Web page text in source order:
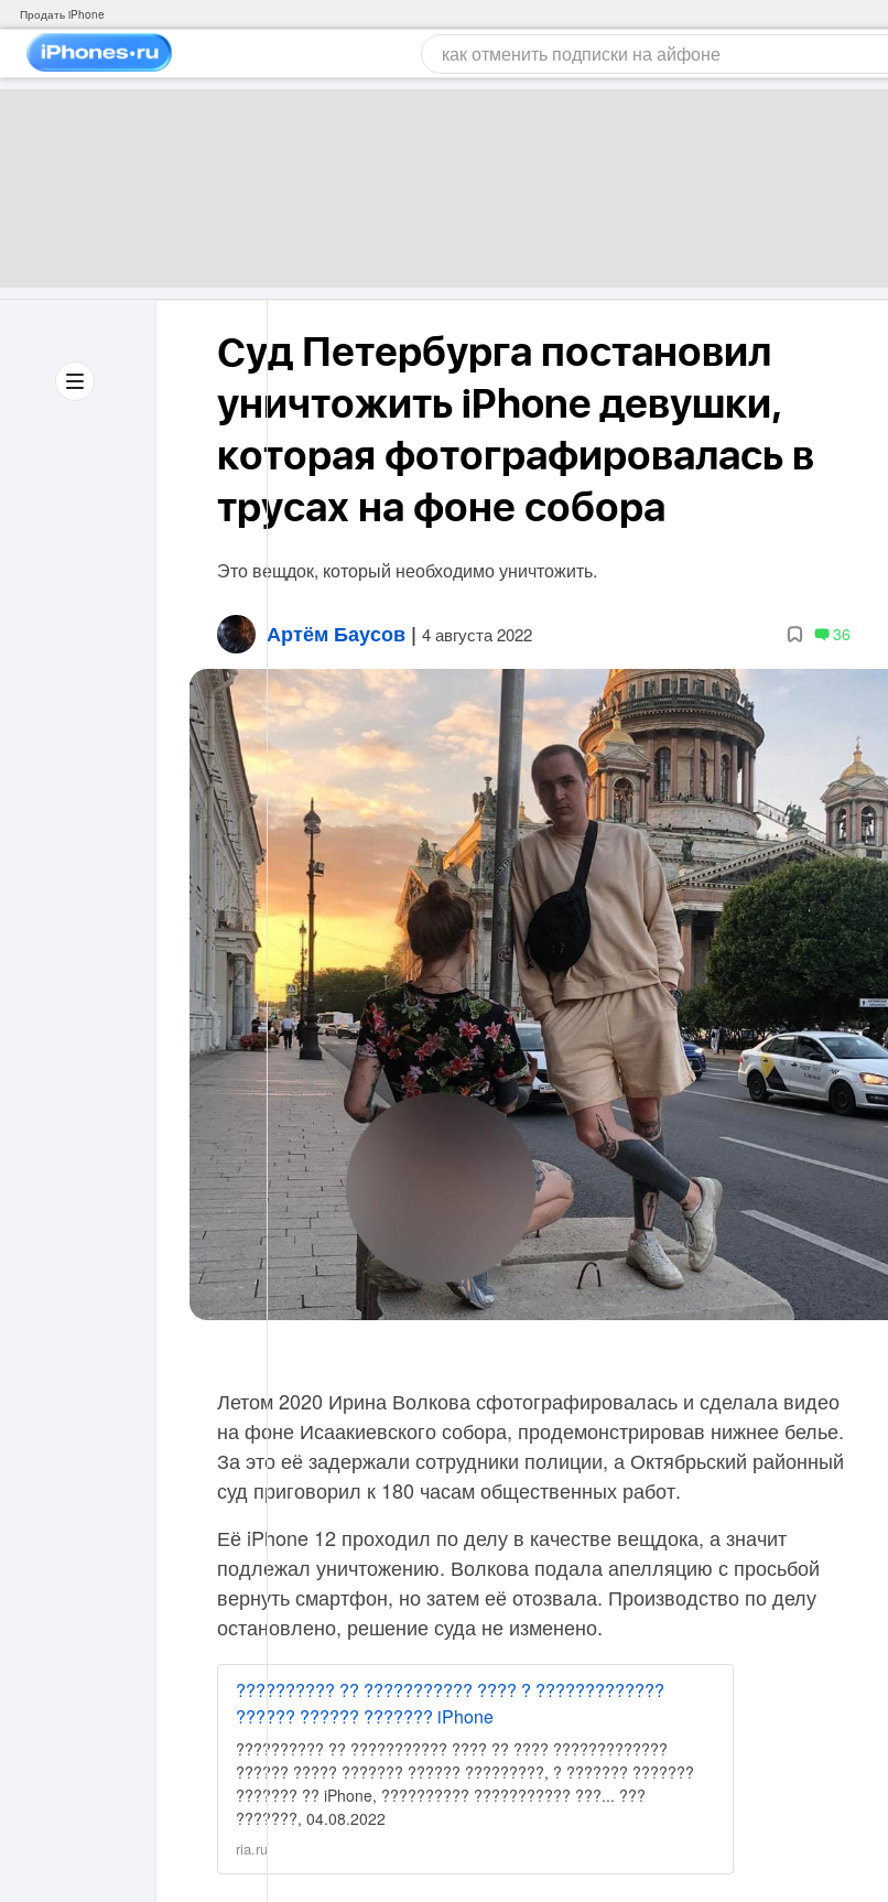
Продать iPhone
Суд Петербурга постановил
уничтожить iPhone девушки,
которая фотографировалась в
трусах на фоне собора
Это вещдок, который необходимо уничтожить.
Артём Баусов | 4 августа 2022 36
Летом 2020 Ирина Волкова сфотографировалась и сделала видео
на фоне Исаакиевского собора, продемонстрировав нижнее белье.
За это её задержали сотрудники полиции, а Октябрьский районный
суд приговорил к 180 часам общественных работ.
Её iPhone 12 проходил по делу в качестве вещдока, а значит
подлежал уничтожению. Волкова подала апелляцию с просьбой
вернуть смартфон, но затем её отозвала. Производство по делу
остановлено, решение суда не изменено.
?????????? ?? ??????????? ???? ? ?????????????
?????? ?????? ??????? iPhone
?????????? ?? ??????????? ???? ?? ???? ?????????????
?????? ????? ??????? ?????? ?????????, ? ??????? ???????
??????? ?? iPhone, ?????????? ??????????? ???... ???
???????, 04.08.2022
ria.ru